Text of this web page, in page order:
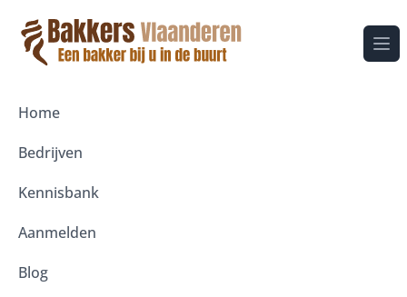
Home
Bedrijven
Kennisbank
Aanmelden
Blog